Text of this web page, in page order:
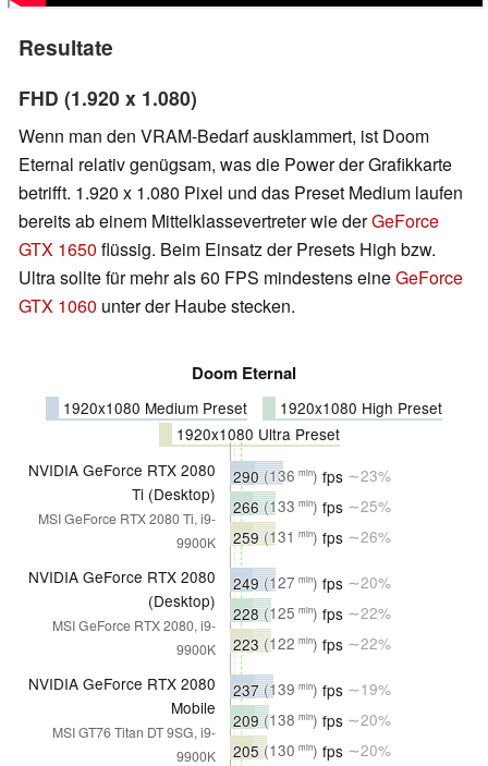
Resultate
FHD (1.920 x 1.080)
Wenn man den VRAM-Bedarf ausklammert, ist Doom
Eternal relativ genügsam, was die Power der Grafikkarte
betrifft. 1.920 x 1.080 Pixel und das Preset Medium laufen
bereits ab einem Mittelklassevertreter wie derGeForce
GTX 1650 flüssig. Beim Einsatz der Presets High bzw.
Ultra sollte für mehr als 60 FPS mindestens eineGeForce
GTX 1060 unter der Haube stecken.
Doom Eternal
1920x1080 Medium Preset
1920x1080 High Preset
1920x1080 Ultra Preset
NVIDIA GeForce RTX 2080
Ti (Desktop)
MSI GeForce RTX 2080 Ti, i9-
9900K
290(136 min) fps ∼23%
266(133 min) fps ∼25%
259(131 min) fps ∼26%
NVIDIA GeForce RTX 2080
(Desktop)
MSI GeForce RTX 2080, i9-
9900K
249(127 min) fps ∼20%
228(125 min) fps ∼22%
223(122 min) fps ∼22%
NVIDIA GeForce RTX 2080
Mobile
MSI GT76 Titan DT 9SG, i9-
9900K
237(139 min) fps ∼19%
209(138 min) fps ∼20%
205(130 min) fps ∼20%